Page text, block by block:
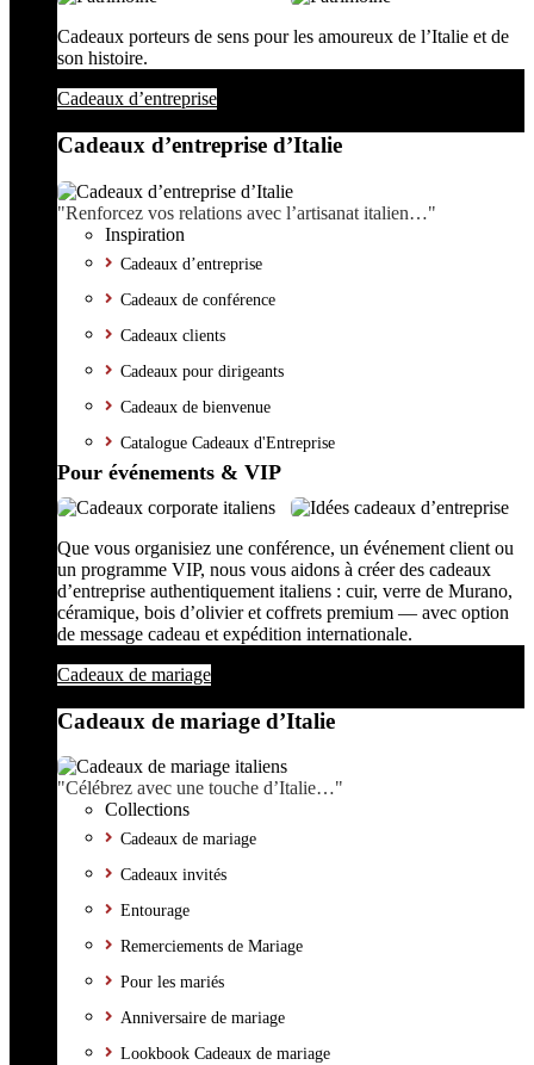
Cadeaux porteurs de sens pour les amoureux de l’Italie et de
son histoire.
Cadeaux d’entreprise
Cadeaux d’entreprise d’Italie
"Renforcez vos relations avec l’artisanat italien…"
Inspiration
Cadeaux d’entreprise
Cadeaux de conférence
Cadeaux clients
Cadeaux pour dirigeants
Cadeaux de bienvenue
Catalogue Cadeaux d'Entreprise
Pour événements & VIP
Que vous organisiez une conférence, un événement client ou
un programme VIP, nous vous aidons à créer des cadeaux
d’entreprise authentiquement italiens : cuir, verre de Murano,
céramique, bois d’olivier et coffrets premium — avec option
de message cadeau et expédition internationale.
Cadeaux de mariage
Cadeaux de mariage d’Italie
"Célébrez avec une touche d’Italie…"
Collections
Cadeaux de mariage
Cadeaux invités
Entourage
Remerciements de Mariage
Pour les mariés
Anniversaire de mariage
Lookbook Cadeaux de mariage